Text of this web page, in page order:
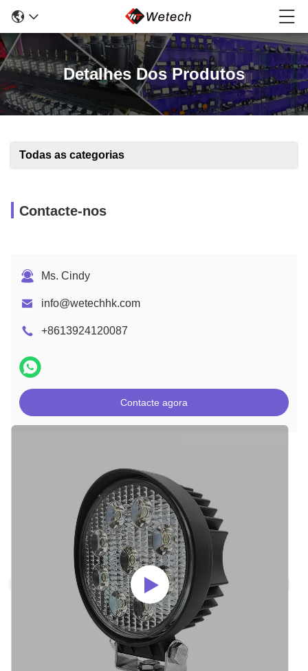
Detalhes Dos Produtos
Todas as categorias
Contacte-nos
Ms. Cindy
info@wetechhk.com
+8613924120087
Contacte agora